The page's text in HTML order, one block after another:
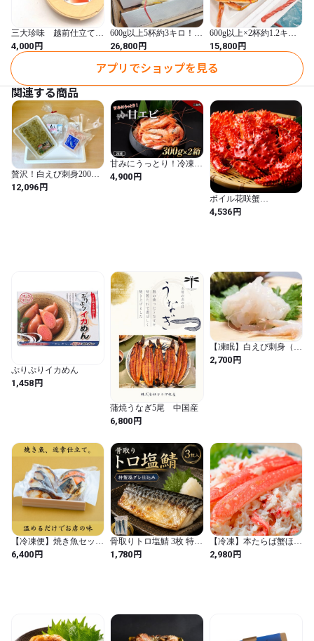
三大珍味 越前仕立て塩
うに
4,000円
600g以上5杯約3キロ！！
冷凍ボイル ずわい蟹
送料無料
26,800円
600g以上×2杯約1.2キロ
以上！！サイズ冷凍ボイ
ル ズワイガニ 送料無
料
15,800円
アプリでショップを見る
関連する商品
贅沢！白えび刺身200
ｇ・殻付き130ｇ・昆布
〆め100ｇ 3点セット
12,096円
甘みにうっとり！冷凍甘
エビ300ｇ×2箱 ゆでた
てカニと一緒は冷蔵発送
4,900円
ボイル花咲蟹
（600g~700g前後）
4,536円
ぷりぷりイカめん
1,458円
蒲焼うなぎ5尾 中国産
6,800円
【凍眠】白えび刺身（富
山湾産）
2,700円
【冷凍便】焼き魚セット
（銀だらの京味噌漬け４
切れ・紅鮭２切れ・鯖２
6,400円
骨取りトロ塩鯖 3枚 特製
塩ダレ使用 これぞご飯
のおかず 焼き魚 骨無し
1,780円
【冷凍】本たらば蟹ほぐ
し身
2,980円